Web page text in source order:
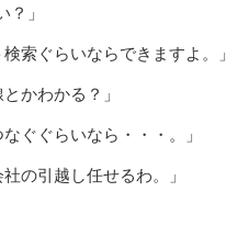
」
索ぐらいならできますよ。」
かわかる？」
ぐぐらいなら・・・。」
の引越し任せるわ。」